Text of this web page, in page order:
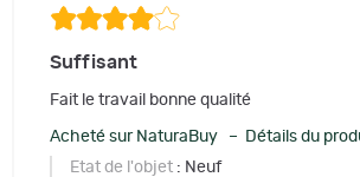
Suffisant
Fait le travail bonne qualité
Acheté sur NaturaBuy – Détails du
Etat de l'objet : Neuf